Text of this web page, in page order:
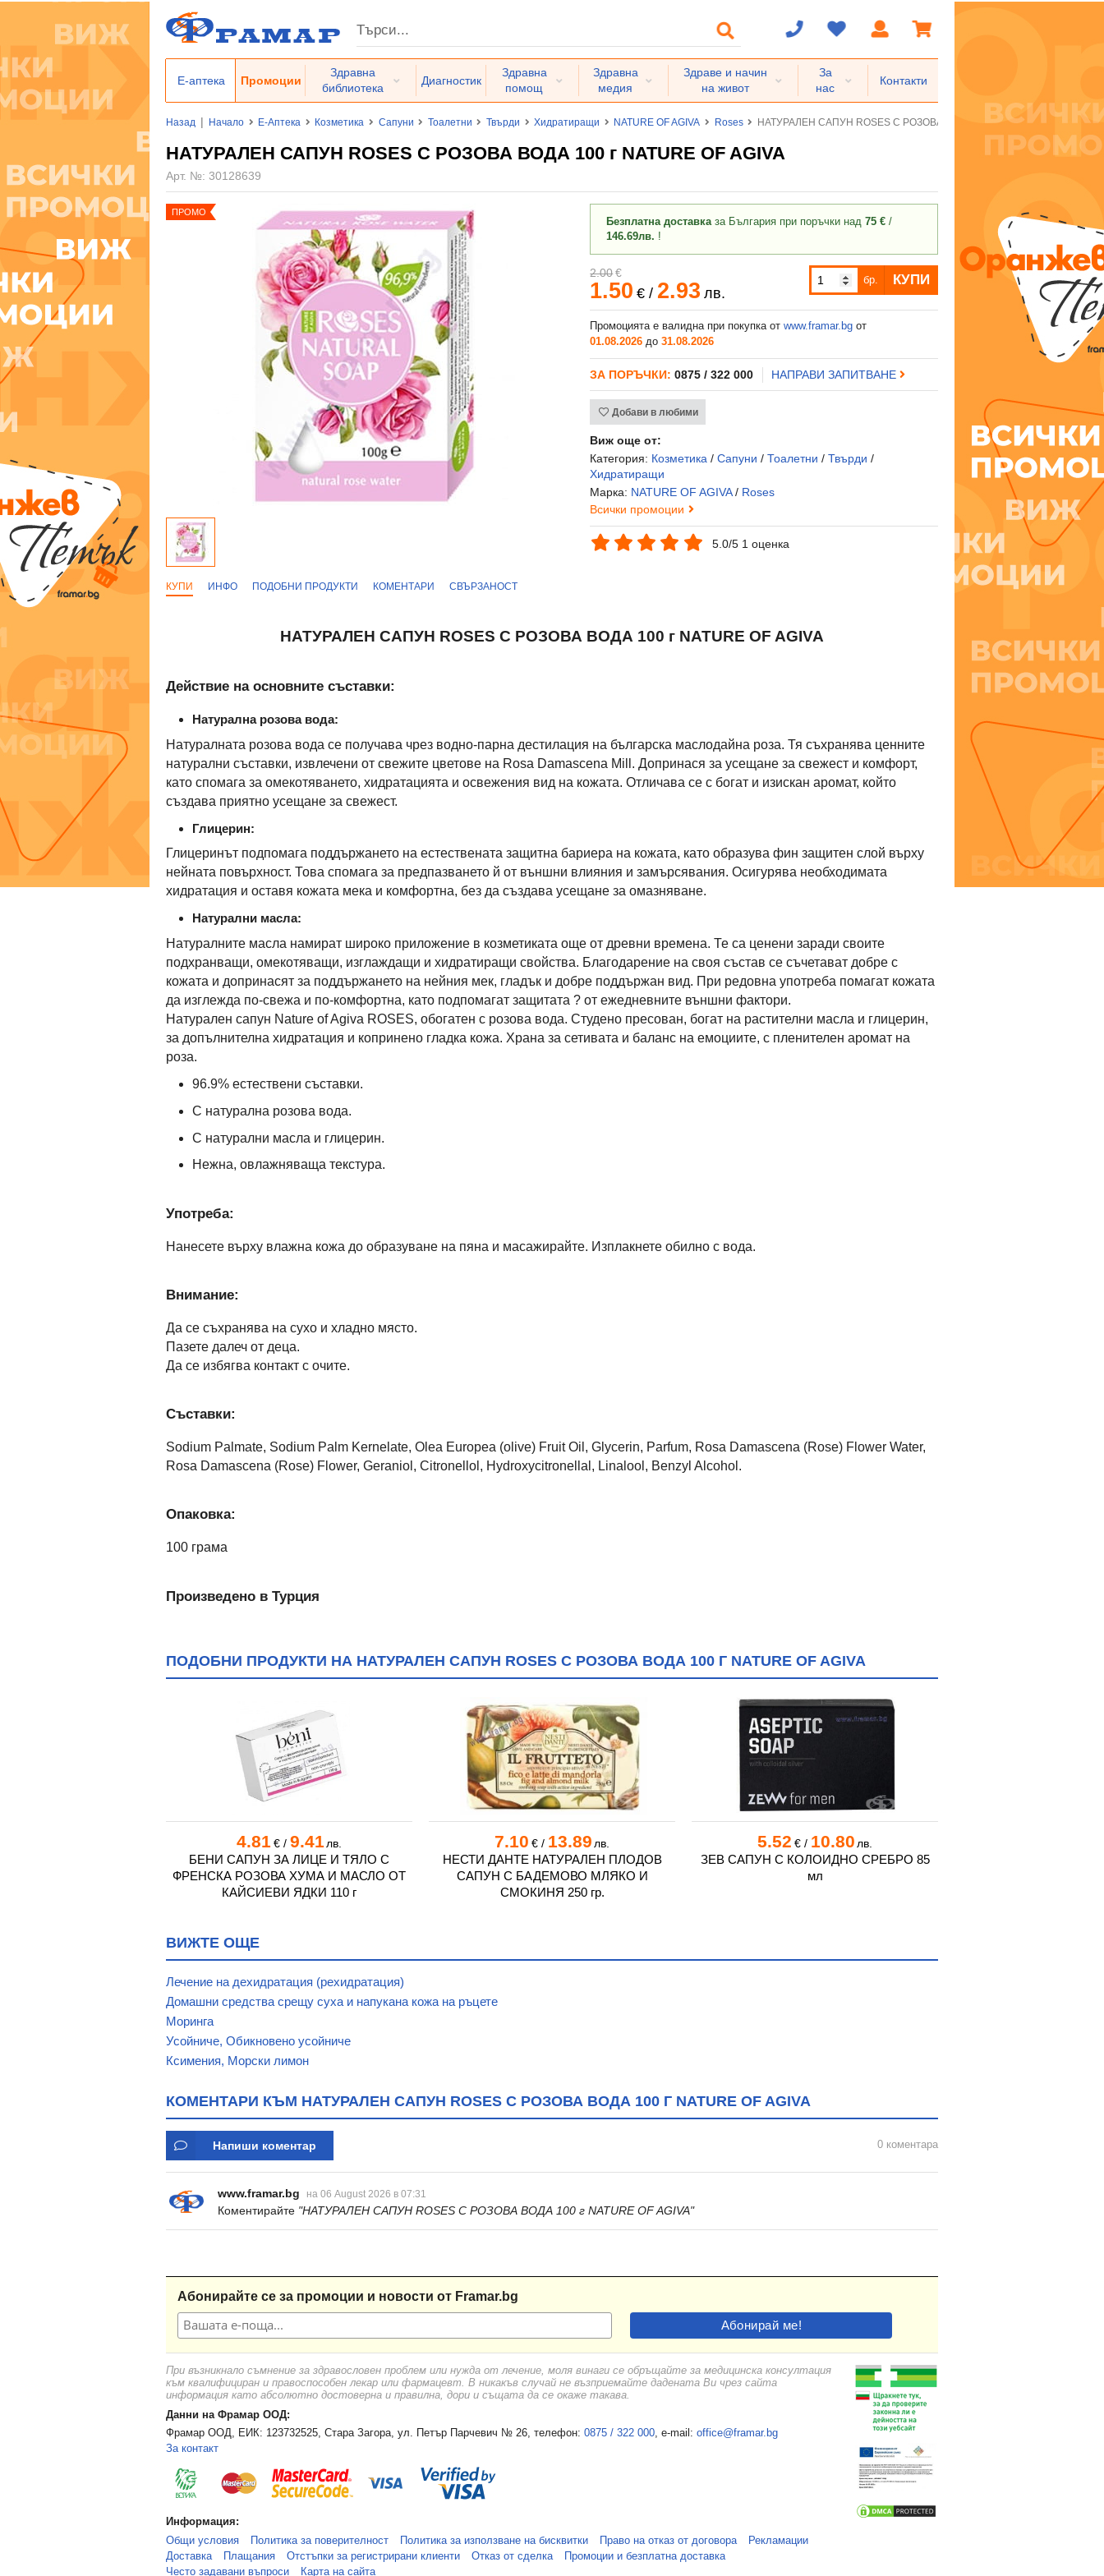
Е-аптека Промоции
Здравна
библиотека
Диагностик
Здравна
помощ
Здравна
медия
Здраве и начин
на живот
За
нас
Контакти
Назад | Начало Е-Аптека Козметика Сапуни Тоалетни Твърди Хидратиращи NATURE OF AGIVA Roses НАТУРАЛЕН САПУН ROSES С РОЗОВА ВОДА 100 г NATURE OF AGIVA
НАТУРАЛЕН САПУН ROSES С РОЗОВА ВОДА 100 г NATURE OF AGIVA
Арт. №: 30128639
ПРОМО
Безплатна доставказа България при поръчки над 75 € /
146.69лв. !
2.00€
1.50 €/ 2.93 лв.
бр. КУПИ
Промоцията е валидна при покупка отwww.framar.bg от
01.08.2026 до31.08.2026
ЗА ПОРЪЧКИ: 0875 / 322 000 НАПРАВИ ЗАПИТВАНЕ
Добави в любими
Виж още от:
Категория: Козметика /Сапуни /Тоалетни /Твърди /
Хидратиращи
Марка: NATURE OF AGIVA/ Roses
Всички промоции
5.0/5 1 оценка
КУПИ ИНФО ПОДОБНИ ПРОДУКТИ КОМЕНТАРИ СВЪРЗАНОСТ
НАТУРАЛЕН САПУН ROSES С РОЗОВА ВОДА 100 г NATURE OF AGIVA
Действие на основните съставки:
Натурална розова вода:
Натуралната розова вода се получава чрез водно-парна дестилация на българска маслодайна роза. Тя съхранява ценните
натурални съставки, извлечени от свежите цветове на Rosa Damascena Mill. Допринася за усещане за свежест и комфорт,
като спомага за омекотяването, хидратацията и освежения вид на кожата. Отличава се с богат и изискан аромат, който
създава приятно усещане за свежест.
Глицерин:
Глицеринът подпомага поддържането на естествената защитна бариера на кожата, като образува фин защитен слой върху
нейната повърхност. Това спомага за предпазването й от външни влияния и замърсявания. Осигурява необходимата
хидратация и оставя кожата мека и комфортна, без да създава усещане за омазняване.
Натурални масла:
Натуралните масла намират широко приложение в козметиката още от древни времена. Те са ценени заради своите
подхранващи, омекотяващи, изглаждащи и хидратиращи свойства. Благодарение на своя състав се съчетават добре с
кожата и допринасят за поддържането на нейния мек, гладък и добре поддържан вид. При редовна употреба помагат кожата
да изглежда по-свежа и по-комфортна, като подпомагат защитата ? от ежедневните външни фактори.
Натурален сапун Nature of Agiva ROSES, обогатен с розова вода. Студено пресован, богат на растителни масла и глицерин,
за допълнителна хидратация и копринено гладка кожа. Храна за сетивата и баланс на емоциите, с пленителен аромат на
роза.
96.9% естествени съставки.
С натурална розова вода.
С натурални масла и глицерин.
Нежна, овлажняваща текстура.
Употреба:
Нанесете върху влажна кожа до образуване на пяна и масажирайте. Изплакнете обилно с вода.
Внимание:
Да се съхранява на сухо и хладно място.
Пазете далеч от деца.
Да се избягва контакт с очите.
Съставки:
Sodium Palmate, Sodium Palm Kernelate, Olea Europea (olive) Fruit Oil, Glycerin, Parfum, Rosa Damascena (Rose) Flower Water,
Rosa Damascena (Rose) Flower, Geraniol, Citronellol, Hydroxycitronellal, Linalool, Benzyl Alcohol.
Опаковка:
100 грама
Произведено в Турция
ПОДОБНИ ПРОДУКТИ НА НАТУРАЛЕН САПУН ROSES С РОЗОВА ВОДА 100 Г NATURE OF AGIVA
4.81 €/ 9.41лв.
БЕНИ САПУН ЗА ЛИЦЕ И ТЯЛО С
ФРЕНСКА РОЗОВА ХУМА И МАСЛО ОТ
КАЙСИЕВИ ЯДКИ 110 г
7.10 €/ 13.89 лв.
НЕСТИ ДАНТЕ НАТУРАЛЕН ПЛОДОВ
САПУН С БАДЕМОВО МЛЯКО И
СМОКИНЯ 250 гр.
5.52 €/ 10.80 лв.
ЗЕВ САПУН С КОЛОИДНО СРЕБРО 85
мл
ВИЖТЕ ОЩЕ
Лечение на дехидратация (рехидратация)
Домашни средства срещу суха и напукана кожа на ръцете
Моринга
Усойниче, Обикновено усойниче
Ксимения, Морски лимон
КОМЕНТАРИ КЪМ НАТУРАЛЕН САПУН ROSES С РОЗОВА ВОДА 100 Г NATURE OF AGIVA
Напиши коментар 0 коментара
www.framar.bg на 06 August 2026 в 07:31
Коментирайте "НАТУРАЛЕН САПУН ROSES С РОЗОВА ВОДА 100 г NATURE OF AGIVA"
Абонирайте се за промоции и новости от Framar.bg
При възникнало съмнение за здравословен проблем или нужда от лечение, моля винаги се обръщайте за медицинска консултация
към квалифициран и правоспособен лекар или фармацевт. В никакъв случай не възприемайте дадената Ви чрез сайта
информация като абсолютно достоверна и правилна, дори и същата да се окаже такава.
Данни на Фрамар ООД:
Фрамар ООД, ЕИК: 123732525, Стара Загора, ул. Петър Парчевич № 26, телефон: 0875 / 322 000, e-mail: office@framar.bg
За контакт
Информация:
Общи условия
Политика за поверителност Политика за използване на бисквитки Право на отказ от договора
Рекламации
Доставка
Плащания Отстъпки за регистрирани клиенти Отказ от сделка
Промоции и безплатна доставка
Често задавани въпроси
Карта на сайта